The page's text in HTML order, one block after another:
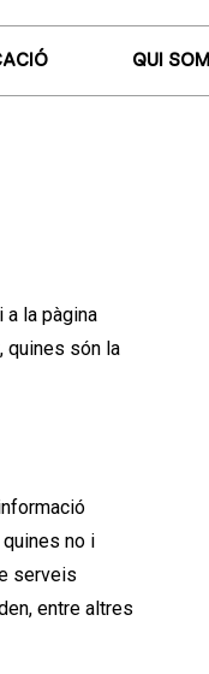
QUI SOM
a la pàgina
quines són la
no i
serveis
entre altres